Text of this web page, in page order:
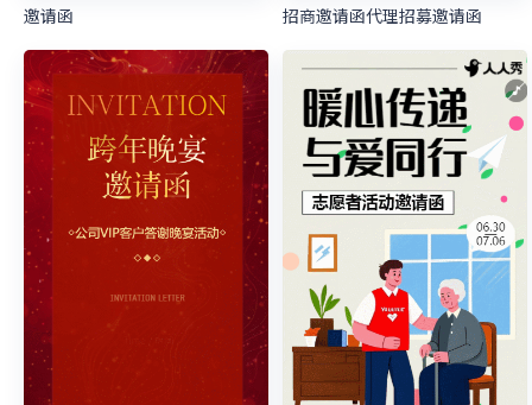
邀请函 招商邀请函代理招募邀请函